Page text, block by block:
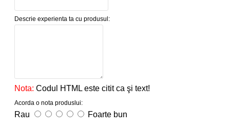
Descrie experienta ta cu produsul:
Nota: Codul HTML este citit ca şi text!
Acorda o nota produslui:
Rau Foarte bun